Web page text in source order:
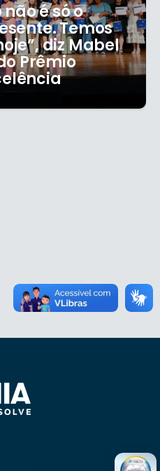
é só o
Temos
diz Mabel
Prêmio